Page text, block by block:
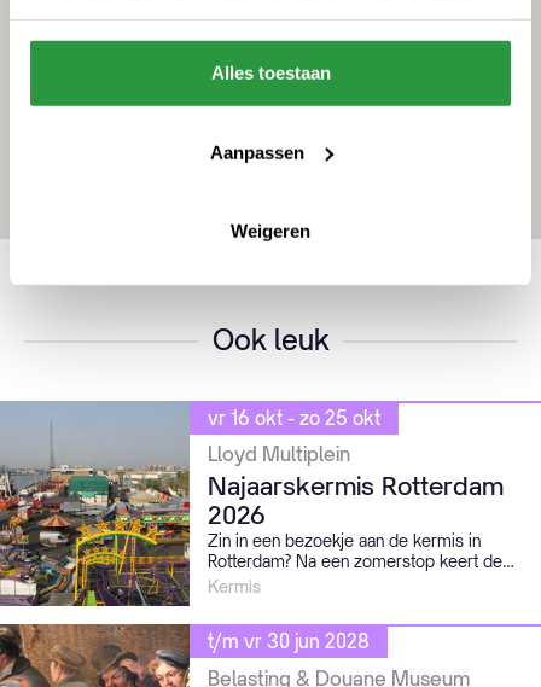
Alles toestaan
Aanpassen
Weigeren
Ook leuk
vr 16 okt - zo 25 okt
Lloyd Multiplein
Najaarskermis Rotterdam
2026
Zin in een bezoekje aan de kermis in
Rotterdam? Na een zomerstop keert de
kermis terug in de Schiehaven.
Kermis
t/m vr 30 jun 2028
Belasting & Douane Museum